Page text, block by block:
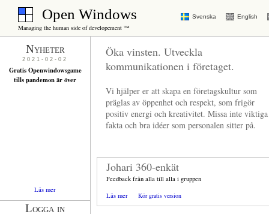
Open Windows
Managing the human side of developement ™
Svenska English
Nyheter
2021-02-02
Gratis Openwindowsgame
tills pandemon är över
Läs mer
Logga in
Öka vinsten. Utveckla
kommunikationen i företaget.
Vi hjälper er att skapa en företagskultur som
präglas av öppenhet och respekt, som frigör
positiv energi och kreativitet. Missa inte viktiga
fakta och bra idéer som personalen sitter på.
Johari 360-enkät
Feedback från alla till alla i gruppen
Läs mer
Kör gratis version